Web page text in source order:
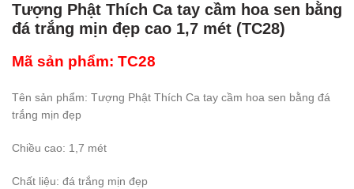
Tượng Phật Thích Ca tay cầm hoa sen bằng
đá trắng mịn đẹp cao 1,7 mét (TC28)
Mã sản phẩm: TC28
Tên sản phẩm: Tượng Phật Thích Ca tay cầm hoa sen bằng đá
trắng mịn đẹp
Chiều cao: 1,7 mét
Chất liệu: đá trắng mịn đẹp